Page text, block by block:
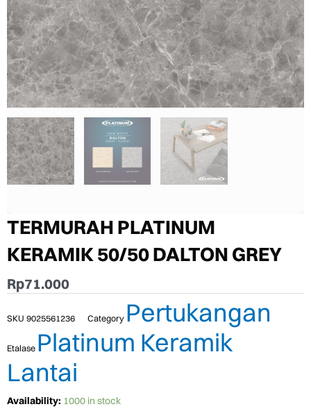
TERMURAH PLATINUM
KERAMIK 50/50 DALTON GREY
Rp71.000
SKU 9025561236 Category Pertukangan
Etalase Platinum Keramik
Lantai
Availability: 1000 in stock
TERMURAH